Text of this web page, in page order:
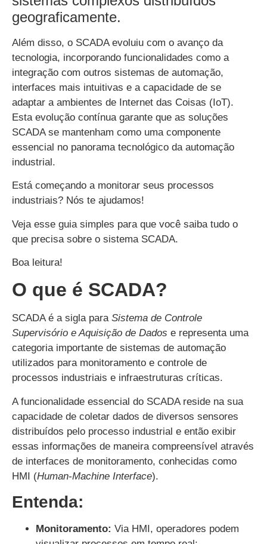
geograficamente.
Além disso, o SCADA evoluiu com o avanço da
tecnologia, incorporando funcionalidades como a
integração com outros sistemas de automação,
interfaces mais intuitivas e a capacidade de se
adaptar a ambientes de Internet das Coisas (IoT).
Esta evolução contínua garante que as soluções
SCADA se mantenham como uma componente
essencial no panorama tecnológico da automação
industrial.
Está começando a monitorar seus processos
industriais? Nós te ajudamos!
Veja esse guia simples para que você saiba tudo o
que precisa sobre o sistema SCADA.
Boa leitura!
O que é SCADA?
SCADA é a sigla para Sistema de Controle
Supervisório e Aquisição de Dados e representa uma
categoria importante de sistemas de automação
utilizados para monitoramento e controle de
processos industriais e infraestruturas críticas.
A funcionalidade essencial do SCADA reside na sua
capacidade de coletar dados de diversos sensores
distribuídos pelo processo industrial e então exibir
essas informações de maneira compreensível através
de interfaces de monitoramento, conhecidas como
HMI (Human-Machine Interface).
Entenda:
Monitoramento: Via HMI, operadores podem